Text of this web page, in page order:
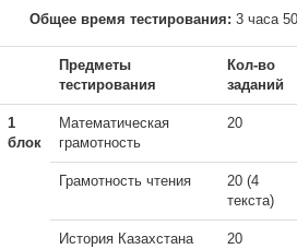
Общее время тестирования: 3 часа
Предметы
тестирования
Кол-во
заданий
1
блок
Математическая
грамотность
20
Грамотность чтения
20 (4
текста)
История Казахстана 20